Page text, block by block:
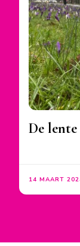
De
14 MAART